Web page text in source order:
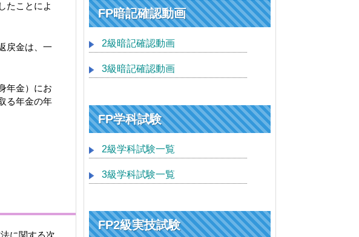
たことによ
戻金は、一
年金）にお
る年金の年
に関する次
FP暗記確認動画
2級暗記確認動画
3級暗記確認動画
FP学科試験
2級学科試験一覧
3級学科試験一覧
FP2級実技試験